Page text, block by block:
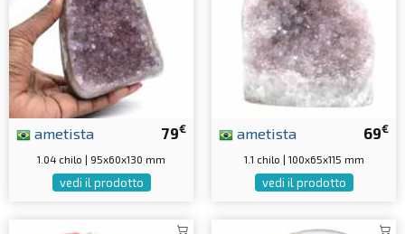
79€
ametista
1.04 chilo | 95x60x130 mm
vedi il prodotto
69€
ametista
1.1 chilo | 100x65x115 mm
vedi il prodotto